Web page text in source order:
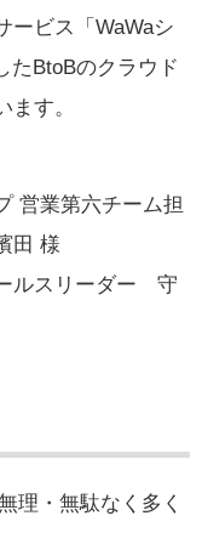
ービス「WaWaシ
たBtoBのクラウド
す。
営業第六チーム担
田 様
ルスリーダー 守
理・無駄なく多く